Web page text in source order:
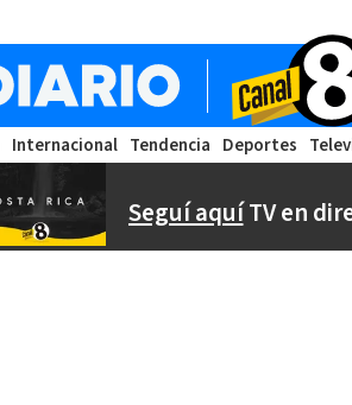
Internacional Tendencia Deportes
Seguí aquíTV en